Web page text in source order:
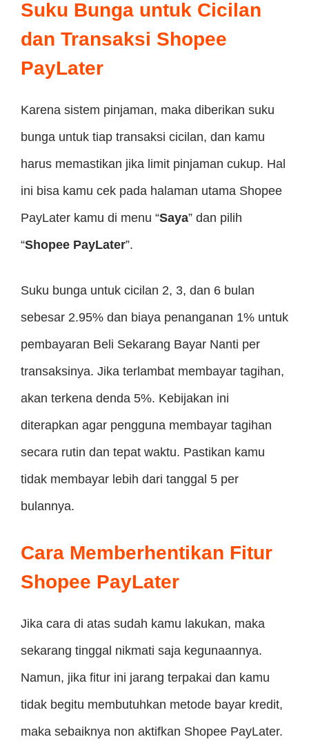
Suku Bunga untuk Cicilan
dan Transaksi Shopee
PayLater
Karena sistem pinjaman, maka diberikan suku
bunga untuk tiap transaksi cicilan, dan kamu
harus memastikan jika limit pinjaman cukup. Hal
ini bisa kamu cek pada halaman utama Shopee
PayLater kamu di menu “Saya” dan pilih
“Shopee PayLater”.
Suku bunga untuk cicilan 2, 3, dan 6 bulan
sebesar 2.95% dan biaya penanganan 1% untuk
pembayaran Beli Sekarang Bayar Nanti per
transaksinya. Jika terlambat membayar tagihan,
akan terkena denda 5%. Kebijakan ini
diterapkan agar pengguna membayar tagihan
secara rutin dan tepat waktu. Pastikan kamu
tidak membayar lebih dari tanggal 5 per
bulannya.
Cara Memberhentikan Fitur
Shopee PayLater
Jika cara di atas sudah kamu lakukan, maka
sekarang tinggal nikmati saja kegunaannya.
Namun, jika fitur ini jarang terpakai dan kamu
tidak begitu membutuhkan metode bayar kredit,
maka sebaiknya non aktifkan Shopee PayLater.